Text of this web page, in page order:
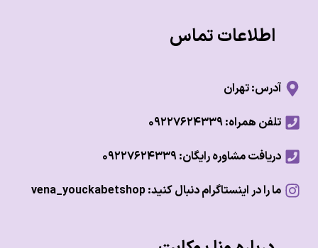
اطلاعات تماس
آدرس: تهران
تلفن همراه: ۰۹۲۲۷۶۲۴۳۳۹
دریافت مشاوره رایگان: ۰۹۲۲۷۶۲۴۳۳۹
ما را در اینستاگرام دنبال کنید: vena_youckabetshop